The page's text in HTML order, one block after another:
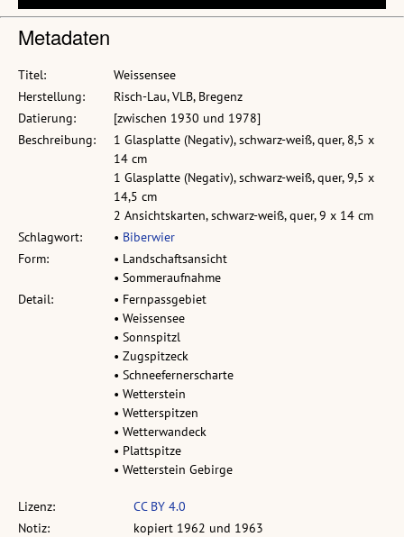
Metadaten
Titel:
Weissensee
Herstellung:
Risch-Lau, VLB, Bregenz
Datierung:
[zwischen 1930 und 1978]
Beschreibung:
1 Glasplatte (Negativ), schwarz-weiß, quer, 8,5 x
14 cm
1 Glasplatte (Negativ), schwarz-weiß, quer, 9,5 x
14,5 cm
2 Ansichtskarten, schwarz-weiß, quer, 9 x 14 cm
Schlagwort:
• Biberwier
Form:
• Landschaftsansicht
• Sommeraufnahme
Detail:
• Fernpassgebiet
• Weissensee
• Sonnspitzl
• Zugspitzeck
• Schneefernerscharte
• Wetterstein
• Wetterspitzen
• Wetterwandeck
• Plattspitze
• Wetterstein Gebirge
Lizenz:
CC BY 4.0
Notiz:
kopiert 1962 und 1963